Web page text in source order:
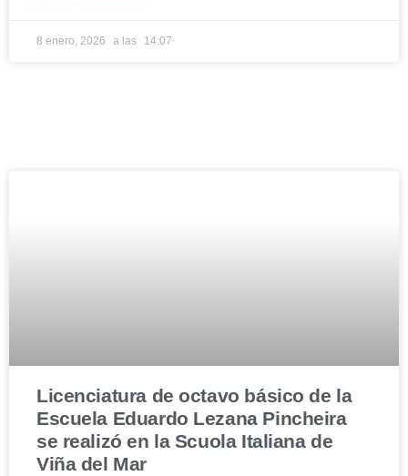
8 enero, 2026 14:07
Licenciatura de octavo básico de la
Escuela Eduardo Lezana Pincheira
se realizó en la Scuola Italiana de
Viña del Mar